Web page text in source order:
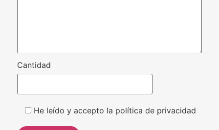
Cantidad
He leído y accepto la política de privacidad